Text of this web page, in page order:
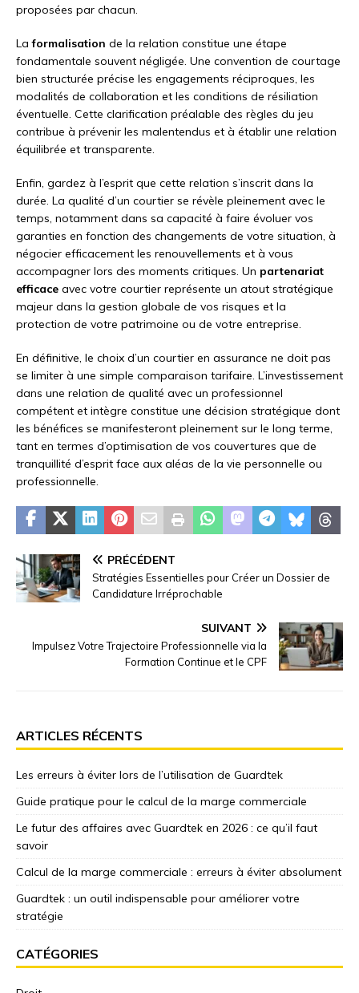
proposées par chacun.
Laformalisation de la relation constitue une étape
fondamentale souvent négligée. Une convention de courtage
bien structurée précise les engagements réciproques, les
modalités de collaboration et les conditions de résiliation
éventuelle. Cette clarification préalable des règles du jeu
contribue à prévenir les malentendus et à établir une relation
équilibrée et transparente.
Enfin, gardez à l’esprit que cette relation s’inscrit dans la
durée. La qualité d’un courtier se révèle pleinement avec le
temps, notamment dans sa capacité à faire évoluer vos
garanties en fonction des changements de votre situation, à
négocier efficacement les renouvellements et à vous
accompagner lors des moments critiques. Un partenariat
efficace avec votre courtier représente un atout stratégique
majeur dans la gestion globale de vos risques et la
protection de votre patrimoine ou de votre entreprise.
En définitive, le choix d’un courtier en assurance ne doit pas
se limiter à une simple comparaison tarifaire. L’investissement
dans une relation de qualité avec un professionnel
compétent et intègre constitue une décision stratégique dont
les bénéfices se manifesteront pleinement sur le long terme,
tant en termes d’optimisation de vos couvertures que de
tranquillité d’esprit face aux aléas de la vie personnelle ou
professionnelle.
PRÉCÉDENT
Stratégies Essentielles pour Créer un Dossier de
Candidature Irréprochable
SUIVANT
Impulsez Votre Trajectoire Professionnelle via la
Formation Continue et le CPF
ARTICLES RÉCENTS
Les erreurs à éviter lors de l’utilisation de Guardtek
Guide pratique pour le calcul de la marge commerciale
Le futur des affaires avec Guardtek en 2026 : ce qu’il faut
savoir
Calcul de la marge commerciale : erreurs à éviter absolument
Guardtek : un outil indispensable pour améliorer votre
stratégie
CATÉGORIES